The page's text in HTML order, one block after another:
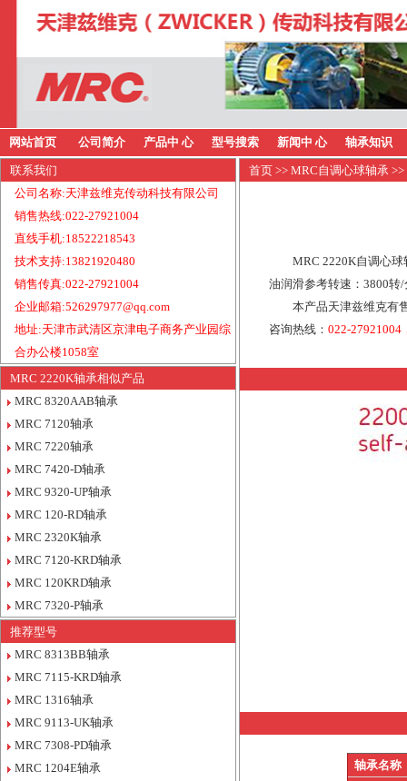
网站首页 公司简介 产品中 心 型号搜索 新闻中 心 轴承知识
联系我们
公司名称:天津兹维克传动科技有限公司
销售热线:022-27921004
直线手机:18522218543
技术支持:13821920480
销售传真:022-27921004
企业邮箱:526297977@qq.com
地址:天津市武清区京津电子商务产业园综
合办公楼1058室
MRC 2220K轴承相似产品
MRC 8320AAB轴承
MRC 7120轴承
MRC 7220轴承
MRC 7420-D轴承
MRC 9320-UP轴承
MRC 120-RD轴承
MRC 2320K轴承
MRC 7120-KRD轴承
MRC 120KRD轴承
MRC 7320-P轴承
推荐型号
MRC 8313BB轴承
MRC 7115-KRD轴承
MRC 1316轴承
MRC 9113-UK轴承
MRC 7308-PD轴承
MRC 1204E轴承
首页 >> MRC自调心球轴承
MRC 2220K自调心
油润滑参考转速：3800转
本产品天津兹维克有
咨询热线：022-27921004
轴承名称